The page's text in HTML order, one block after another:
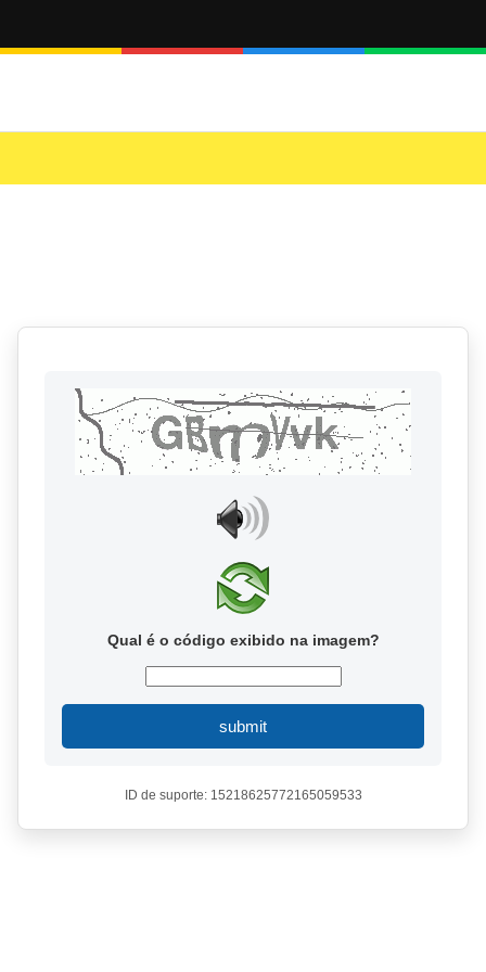
Qual é o código exibido na imagem?
submit
ID de suporte: 15218625772165059533